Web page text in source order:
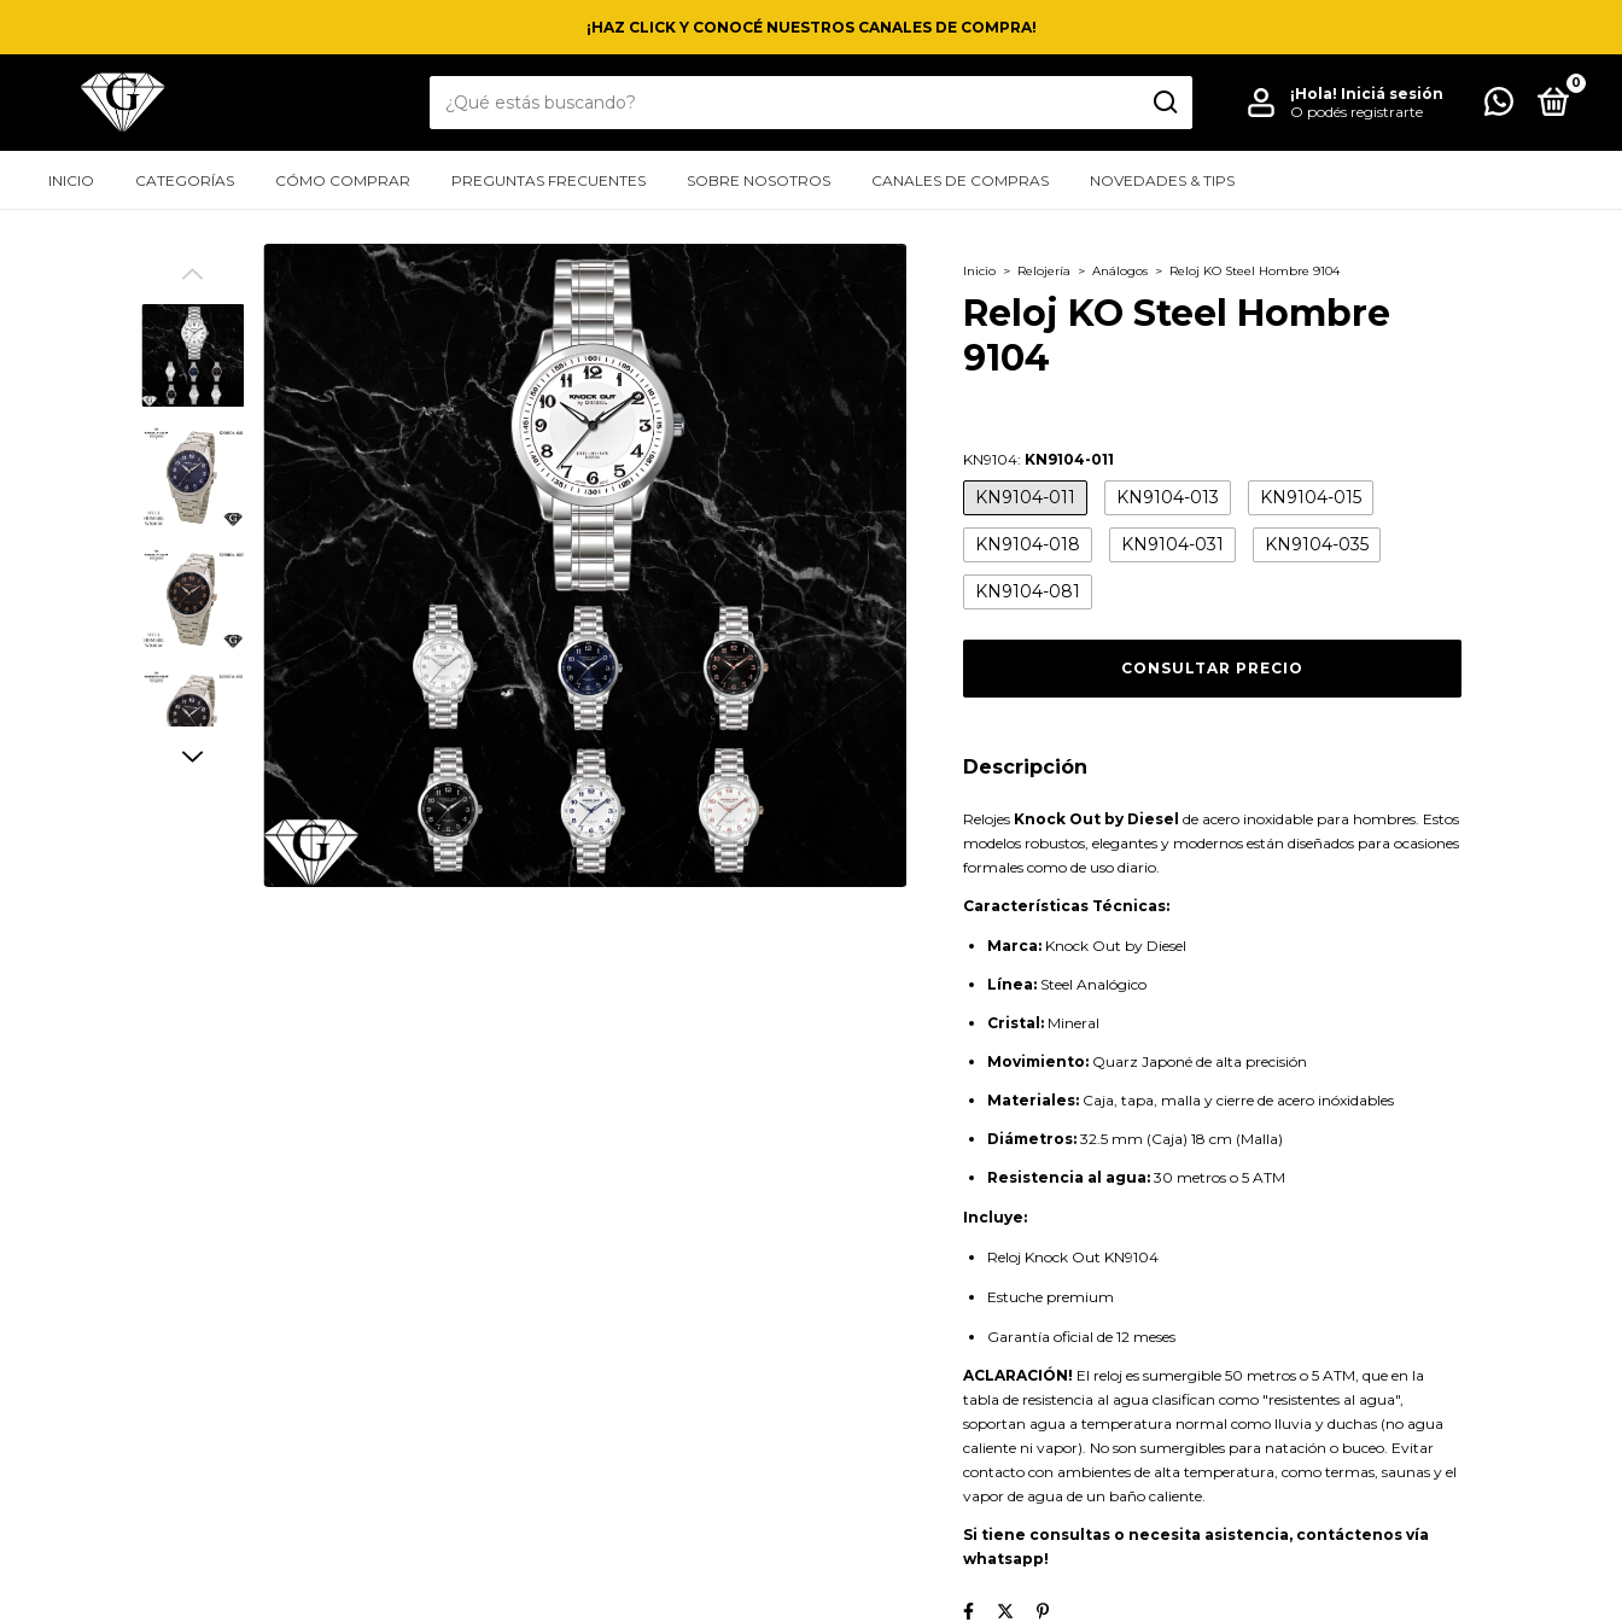
¡HAZ CLICK Y CONOCÉ NUESTROS CANALES DE COMPRA!
¡Hola! Iniciá sesión
O podés registrarte
0
INICIO CATEGORÍAS CÓMO COMPRAR PREGUNTAS FRECUENTES SOBRE NOSOTROS CANALES DE COMPRAS NOVEDADES & TIPS
Inicio > Relojería > Análogos > Reloj KO Steel Hombre 9104
Reloj KO Steel Hombre
9104
KN9104: KN9104-011
KN9104-011 KN9104-013 KN9104-015
KN9104-018 KN9104-031 KN9104-035
KN9104-081
Descripción
Relojes Knock Out by Diesel de acero inoxidable para hombres. Estos
modelos robustos, elegantes y modernos están diseñados para ocasiones
formales como de uso diario.
Características Técnicas:
Marca: Knock Out by Diesel
Línea: Steel Analógico
Cristal: Mineral
Movimiento: Quarz Japoné de alta precisión
Materiales: Caja, tapa, malla y cierre de acero inóxidables
Diámetros: 32.5 mm (Caja) 18 cm (Malla)
Resistencia al agua: 30 metros o 5 ATM
Incluye:
Reloj Knock Out KN9104
Estuche premium
Garantía oficial de 12 meses
ACLARACIÓN! El reloj es sumergible 50 metros o 5 ATM, que en la
tabla de resistencia al agua clasifican como "resistentes al agua",
soportan agua a temperatura normal como lluvia y duchas (no agua
caliente ni vapor). No son sumergibles para natación o buceo. Evitar
contacto con ambientes de alta temperatura, como termas, saunas y el
vapor de agua de un baño caliente.
Si tiene consultas o necesita asistencia, contáctenos vía
whatsapp!